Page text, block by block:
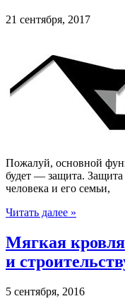
21 сентября, 2017
Пожалуй, основной
будет — защита.
человека и его семьи,
Читать далее »
Мягкая
и
5 сентября, 2016